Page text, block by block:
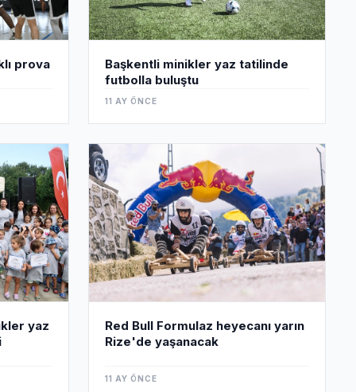
prova
Başkentli minikler yaz tatilinde
futbolla buluştu
11 AY ÖNCE
yaz
Red Bull Formulaz heyecanı yarın
Rize'de yaşanacak
11 AY ÖNCE